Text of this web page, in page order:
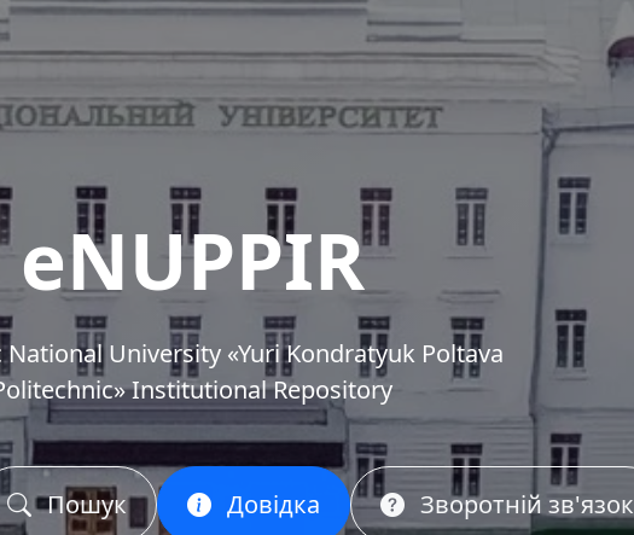
eNUPPIR
National University «Yuri Kondratyuk Poltava
Institutional Repository
Пошук Довідка Зворотній зв'язок